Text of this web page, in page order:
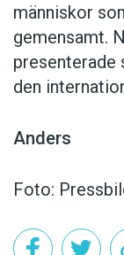
människor
gemensamt.
presenterade
den
Anders
Foto: